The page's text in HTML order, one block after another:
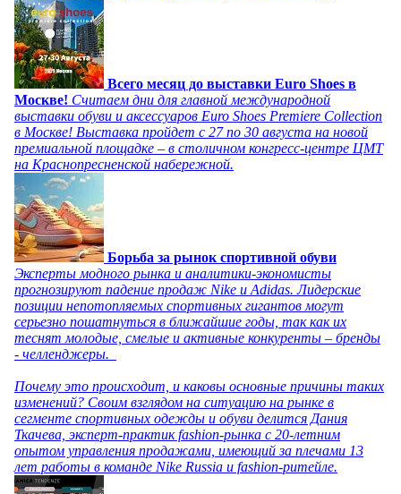
Всего месяц до выставки Euro Shoes в
Москве! Считаем дни для главной международной
выставки обуви и аксессуаров Euro Shoes Premiere Collection
в Москве! Выставка пройдет с 27 по 30 августа на новой
премиальной площадке – в столичном конгресс-центре ЦМТ
на Краснопресненской набережной.
Борьба за рынок спортивной обуви
Эксперты модного рынка и аналитики-экономисты
прогнозируют падение продаж Nike и Adidas. Лидерские
позиции непотопляемых спортивных гигантов могут
серьезно пошатнуться в ближайшие годы, так как их
теснят молодые, смелые и активные конкуренты – бренды
- челленджеры.
Почему это происходит, и каковы основные причины таких
изменений? Своим взглядом на ситуацию на рынке в
сегменте спортивных одежды и обуви делится Дания
Ткачева, эксперт-практик fashion-рынка с 20-летним
опытом управления продажами, имеющий за плечами 13
лет работы в команде Nike Russia и fashion-ритейле.